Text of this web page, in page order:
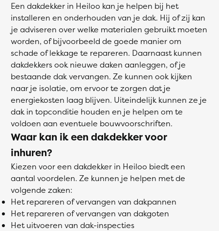
Een dakdekker in Heiloo kan je helpen bij het
installeren en onderhouden van je dak. Hij of zij kan
je adviseren over welke materialen gebruikt moeten
worden, of bijvoorbeeld de goede manier om
schade of lekkage te repareren. Daarnaast kunnen
dakdekkers ook nieuwe daken aanleggen, of je
bestaande dak vervangen. Ze kunnen ook kijken
naar je isolatie, om ervoor te zorgen dat je
energiekosten laag blijven. Uiteindelijk kunnen ze je
dak in topconditie houden en je helpen om te
voldoen aan eventuele bouwvoorschriften.
Waar kan ik een dakdekker voor
inhuren?
Kiezen voor een dakdekker in Heiloo biedt een
aantal voordelen. Ze kunnen je helpen met de
volgende zaken:
Het repareren of vervangen van dakpannen
Het repareren of vervangen van dakgoten
Het uitvoeren van dak-inspecties